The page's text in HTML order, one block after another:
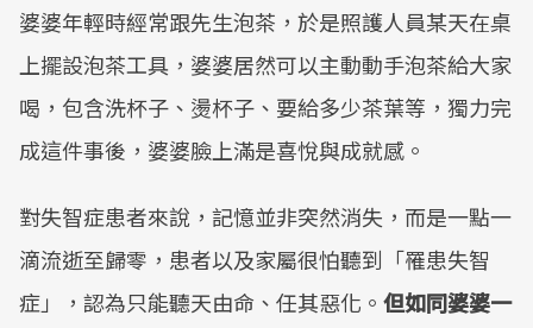
婆婆年輕時經常跟先生泡茶，於是照護人員某天在桌
上擺設泡茶工具，婆婆居然可以主動動手泡茶給大家
喝，包含洗杯子、燙杯子、要給多少茶葉等，獨力完
成這件事後，婆婆臉上滿是喜悅與成就感。
對失智症患者來說，記憶並非突然消失，而是一點一
滴流逝至歸零，患者以及家屬很怕聽到「罹患失智
症」，認為只能聽天由命、任其惡化。 但如同婆婆一